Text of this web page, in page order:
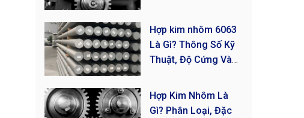
Hợp kim nhôm 6063
Là Gì? Thông Số Kỹ
Thuật, Độ Cứng Và
Hợp Kim Nhôm Là
Gì? Phân Loại, Đặc